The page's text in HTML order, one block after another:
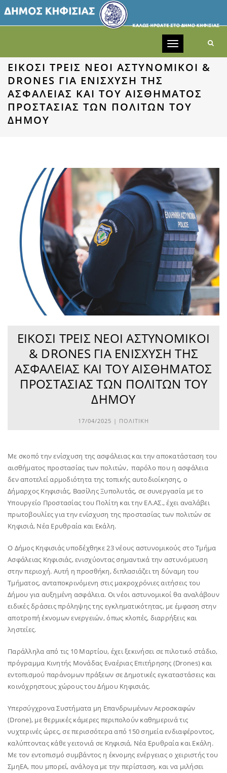
Toggle
navigation
ΕΙΚΟΣΙ ΤΡΕΙΣ ΝΈΟΙ ΑΣΤΥΝΟΜΙΚΟΊ &
DRONES ΓΙΑ ΕΝΊΣΧΥΣΗ ΤΗΣ
ΑΣΦΆΛΕΙΑΣ ΚΑΙ ΤΟΥ ΑΙΣΘΉΜΑΤΟΣ
ΠΡΟΣΤΑΣΊΑΣ ΤΩΝ ΠΟΛΙΤΏΝ ΤΟΥ
ΔΉΜΟΥ
ΕΙΚΟΣΙ ΤΡΕΙΣ ΝΈΟΙ ΑΣΤΥΝΟΜΙΚΟΊ
& DRONES ΓΙΑ ΕΝΊΣΧΥΣΗ ΤΗΣ
ΑΣΦΆΛΕΙΑΣ ΚΑΙ ΤΟΥ ΑΙΣΘΉΜΑΤΟΣ
ΠΡΟΣΤΑΣΊΑΣ ΤΩΝ ΠΟΛΙΤΏΝ ΤΟΥ
ΔΉΜΟΥ
17/04/2025 | ΠΟΛΙΤΙΚΉ
Με σκοπό την ενίσχυση της ασφάλειας και την αποκατάσταση του
αισθήματος προστασίας των πολιτών, παρόλο που η ασφάλεια
δεν αποτελεί αρμοδιότητα της τοπικής αυτοδιοίκησης, ο
Δήμαρχος Κηφισιάς, Βασίλης Ξυπολυτάς, σε συνεργασία με το
Υπουργείο Προστασίας του Πολίτη και την ΕΛ.ΑΣ., έχει αναλάβει
πρωτοβουλίες για την ενίσχυση της προστασίας των πολιτών σε
Κηφισιά, Νέα Ερυθραία και Εκάλη.
Ο Δήμος Κηφισιάς υποδέχθηκε 23 νέους αστυνομικούς στο Τμήμα
Ασφάλειας Κηφισιάς, ενισχύοντας σημαντικά την αστυνόμευση
στην περιοχή. Αυτή η προσθήκη, διπλασιάζει τη δύναμη του
Τμήματος, ανταποκρινόμενη στις μακροχρόνιες αιτήσεις του
Δήμου για αυξημένη ασφάλεια. Οι νέοι αστυνομικοί θα αναλάβουν
ειδικές δράσεις πρόληψης της εγκληματικότητας, με έμφαση στην
αποτροπή έκνομων ενεργειών, όπως κλοπές, διαρρήξεις και
ληστείες.
Παράλληλα από τις 10 Μαρτίου, έχει ξεκινήσει σε πιλοτικό στάδιο,
πρόγραμμα Κινητής Μονάδας Εναέριας Επιτήρησης (Drones) και
εντοπισμού παράνομων πράξεων σε Δημοτικές εγκαταστάσεις και
κοινόχρηστους χώρους του Δήμου Κηφισιάς.
Υπερσύγχρονα Συστήματα μη Επανδρωμένων Αεροσκαφών
(Drone), με θερμικές κάμερες περιπολούν καθημερινά τις
νυχτερινές ώρες, σε περισσότερα από 150 σημεία ενδιαφέροντος,
καλύπτοντας κάθε γειτονιά σε Κηφισιά, Νέα Ερυθραία και Εκάλη.
Με τον εντοπισμό συμβάντος η έκνομης ενέργειας ο χειριστής του
ΣμηΕΑ, που μπορεί, ανάλογα με την περίσταση, και να μιλήσει